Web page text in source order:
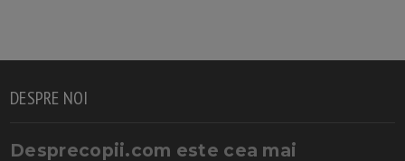
DESPRE NOI
Desprecopii.com este cea mai